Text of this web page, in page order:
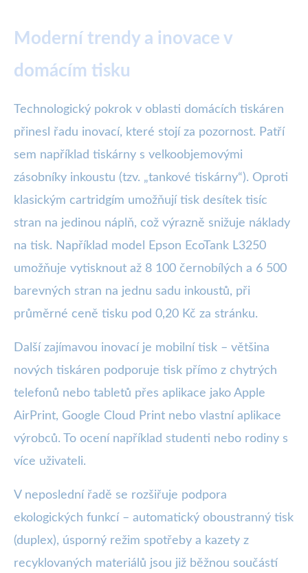
Moderní trendy a inovace v
domácím tisku
Technologický pokrok v oblasti domácích tiskáren
přinesl řadu inovací, které stojí za pozornost. Patří
sem například tiskárny s velkoobjemovými
zásobníky inkoustu (tzv. „tankové tiskárny“). Oproti
klasickým cartridgím umožňují tisk desítek tisíc
stran na jedinou náplň, což výrazně snižuje náklady
na tisk. Například model Epson EcoTank L3250
umožňuje vytisknout až 8 100 černobílých a 6 500
barevných stran na jednu sadu inkoustů, při
průměrné ceně tisku pod 0,20 Kč za stránku.
Další zajímavou inovací je mobilní tisk – většina
nových tiskáren podporuje tisk přímo z chytrých
telefonů nebo tabletů přes aplikace jako Apple
AirPrint, Google Cloud Print nebo vlastní aplikace
výrobců. To ocení například studenti nebo rodiny s
více uživateli.
V neposlední řadě se rozšiřuje podpora
ekologických funkcí – automatický oboustranný tisk
(duplex), úsporný režim spotřeby a kazety z
recyklovaných materiálů jsou již běžnou součástí